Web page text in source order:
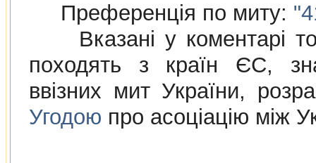
Преференція по миту:
Вказані у коментарі
походять з країн ЄС,
ввізних мит України,
Угодою про асоціацію між